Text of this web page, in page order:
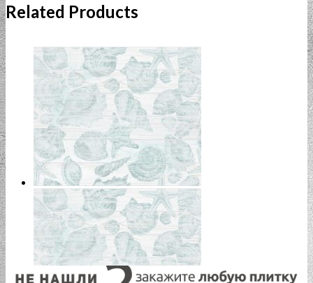
Related Products